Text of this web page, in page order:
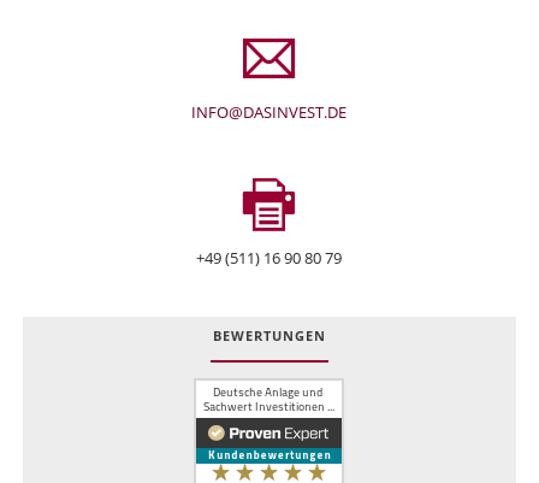
INFO@DASINVEST.DE
+49 (511) 16 90 80 79
BEWERTUNGEN